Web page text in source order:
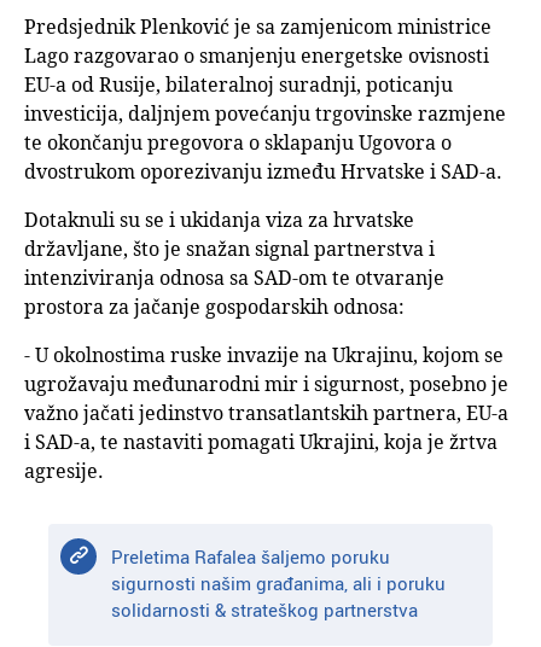
Predsjednik Plenković je sa zamjenicom ministrice
Lago razgovarao o smanjenju energetske ovisnosti
EU-a od Rusije, bilateralnoj suradnji, poticanju
investicija, daljnjem povećanju trgovinske razmjene
te okončanju pregovora o sklapanju Ugovora o
dvostrukom oporezivanju između Hrvatske i SAD-a.
Dotaknuli su se i ukidanja viza za hrvatske
državljane, što je snažan signal partnerstva i
intenziviranja odnosa sa SAD-om te otvaranje
prostora za jačanje gospodarskih odnosa:
- U okolnostima ruske invazije na Ukrajinu, kojom se
ugrožavaju međunarodni mir i sigurnost, posebno je
važno jačati jedinstvo transatlantskih partnera, EU-a
i SAD-a, te nastaviti pomagati Ukrajini, koja je žrtva
agresije.
Preletima Rafalea šaljemo poruku
sigurnosti našim građanima, ali i poruku
solidarnosti & strateškog partnerstva